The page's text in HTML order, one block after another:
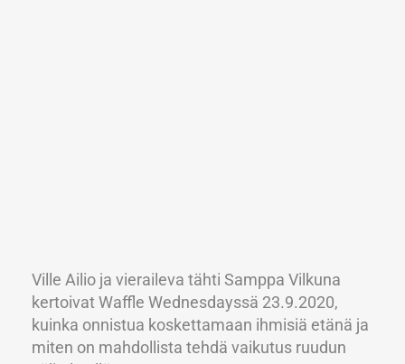
Ville Ailio ja vieraileva tähti Samppa Vilkuna
kertoivat Waffle Wednesdayssä 23.9.2020,
kuinka onnistua koskettamaan ihmisiä etänä ja
miten on mahdollista tehdä vaikutus ruudun